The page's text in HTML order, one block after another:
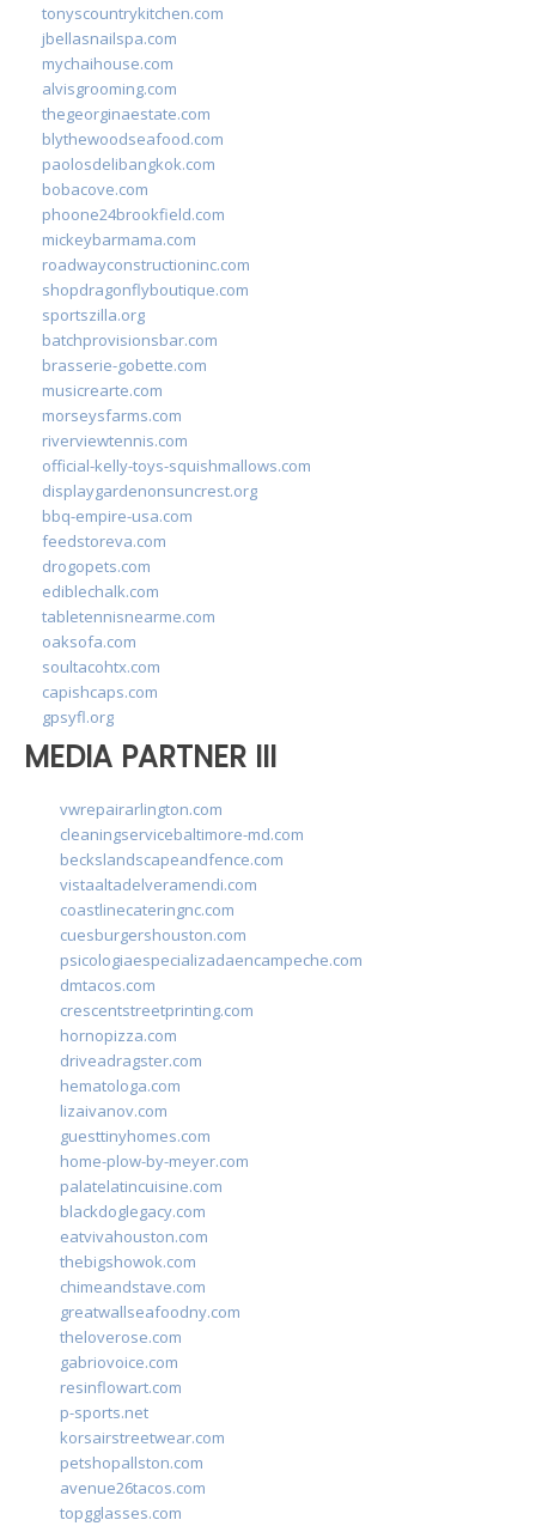
tonyscountrykitchen.com
jbellasnailspa.com
mychaihouse.com
alvisgrooming.com
thegeorginaestate.com
blythewoodseafood.com
paolosdelibangkok.com
bobacove.com
phoone24brookfield.com
mickeybarmama.com
roadwayconstructioninc.com
shopdragonflyboutique.com
sportszilla.org
batchprovisionsbar.com
brasserie-gobette.com
musicrearte.com
morseysfarms.com
riverviewtennis.com
official-kelly-toys-squishmallows.com
displaygardenonsuncrest.org
bbq-empire-usa.com
feedstoreva.com
drogopets.com
ediblechalk.com
tabletennisnearme.com
oaksofa.com
soultacohtx.com
capishcaps.com
gpsyfl.org
MEDIA PARTNER III
vwrepairarlington.com
cleaningservicebaltimore-md.com
beckslandscapeandfence.com
vistaaltadelveramendi.com
coastlinecateringnc.com
cuesburgershouston.com
psicologiaespecializadaencampeche.com
dmtacos.com
crescentstreetprinting.com
hornopizza.com
driveadragster.com
hematologa.com
lizaivanov.com
guesttinyhomes.com
home-plow-by-meyer.com
palatelatincuisine.com
blackdoglegacy.com
eatvivahouston.com
thebigshowok.com
chimeandstave.com
greatwallseafoodny.com
theloverose.com
gabriovoice.com
resinflowart.com
p-sports.net
korsairstreetwear.com
petshopallston.com
avenue26tacos.com
topgglasses.com